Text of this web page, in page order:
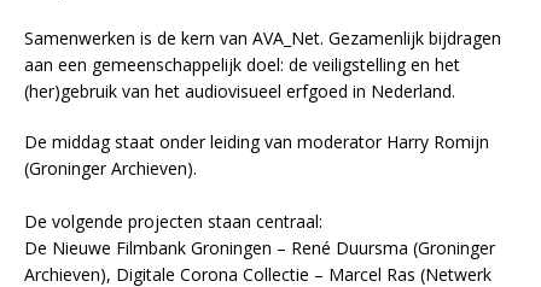
Samenwerken is de kern van AVA_Net. Gezamenlijk bijdragen
aan een gemeenschappelijk doel: de veiligstelling en het
(her)gebruik van het audiovisueel erfgoed in Nederland.
De middag staat onder leiding van moderator Harry Romijn
(Groninger Archieven).
De volgende projecten staan centraal:
De Nieuwe Filmbank Groningen – René Duursma (Groninger
Archieven), Digitale Corona Collectie – Marcel Ras (Netwerk